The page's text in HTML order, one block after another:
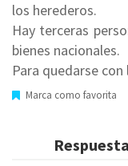
los herederos.
Hay terceras
bienes nacionales.
Para quedarse
Marca como favorita